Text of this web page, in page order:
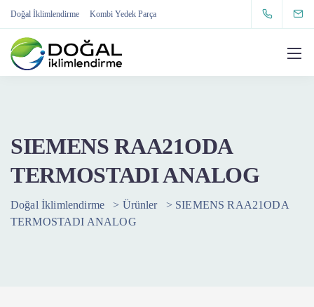
Doğal İklimlendirme Kombi Yedek Parça
SIEMENS RAA21ODA
TERMOSTADI ANALOG
Doğal İklimlendirme > Ürünler > SIEMENS RAA21ODA
TERMOSTADI ANALOG